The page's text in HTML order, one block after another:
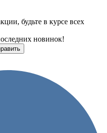
будьте в курсе всех
новинок!